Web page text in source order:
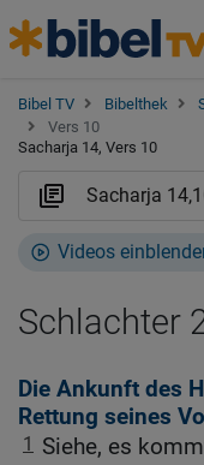
Bibel TV Bibelthek
Vers 10
Sacharja 14, Vers 10
Videos
Schlachter
Die Ankunft des
Rettung seines
1
Siehe, es